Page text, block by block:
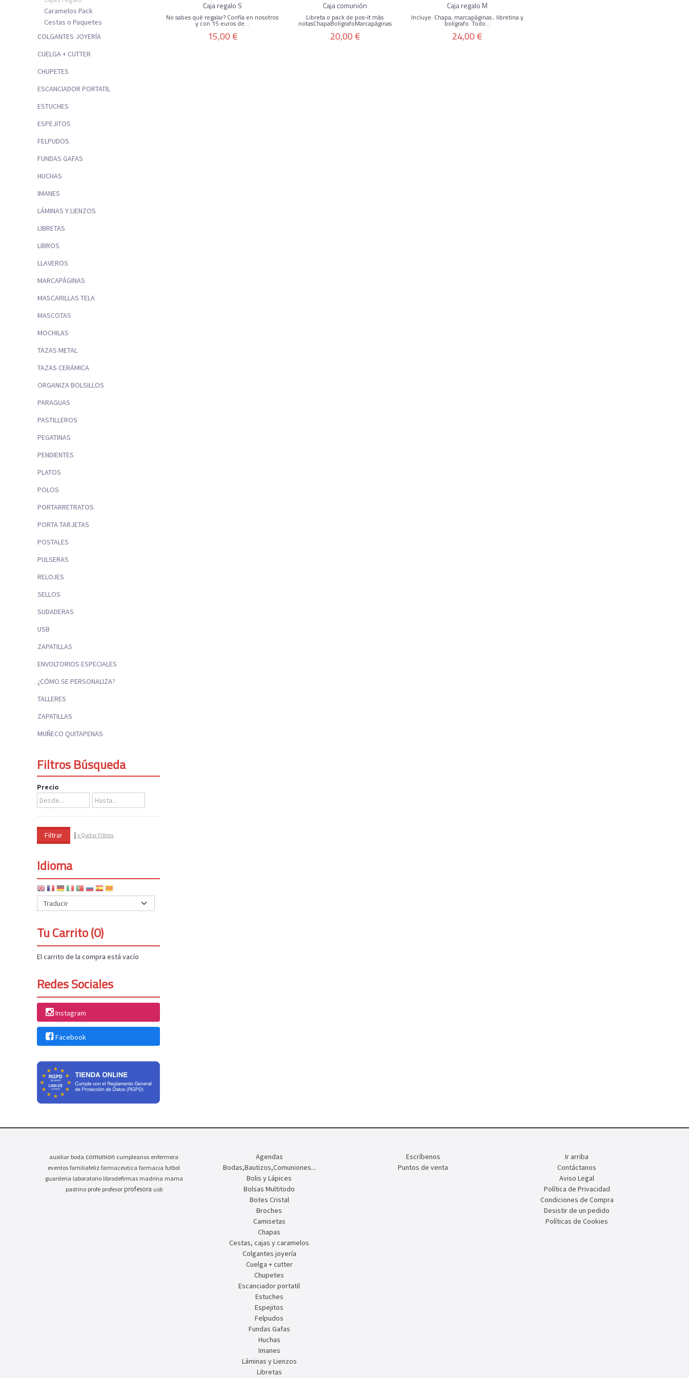
Caramelos Pack
Cestas o Paquetes
COLGANTES JOYERÍA
CUELGA + CUTTER
CHUPETES
ESCANCIADOR PORTATIL
ESTUCHES
ESPEJITOS
FELPUDOS
FUNDAS GAFAS
HUCHAS
IMANES
LÁMINAS Y LIENZOS
LIBRETAS
LIBROS
LLAVEROS
MARCAPÁGINAS
MASCARILLAS TELA
MASCOTAS
MOCHILAS
TAZAS METAL
TAZAS CERÁMICA
ORGANIZA BOLSILLOS
PARAGUAS
PASTILLEROS
PEGATINAS
PENDIENTES
PLATOS
POLOS
PORTARRETRATOS
PORTA TARJETAS
POSTALES
PULSERAS
RELOJES
SELLOS
SUDADERAS
USB
ZAPATILLAS
ENVOLTORIOS ESPECIALES
¿CÓMO SE PERSONALIZA?
TALLERES
ZAPATILLAS
MUÑECO QUITAPENAS
Filtros Búsqueda
Precio
| x Quitar Filtros
Idioma
Tu Carrito (0)
El carrito de la compra está vacío
Redes Sociales
Instagram
Facebook
Caja regalo S
No sabes qué regalar? Confía en nosotros
y con 15 euros de...
15,00 €
Caja comunión
Libreta o pack de pos-it más
notasChapaBolígrafoMarcapáginas
20,00 €
Caja regalo M
Incluye: Chapa, marcapáginas , libretina y
bolígrafo. Todo...
24,00 €
auxiliar boda comunion cumpleanos enfermera
eventos familiafeliz farmaceutica farmacia futbol
guarderia laboratorio librodefirmas madrina mama
padrino profe profesor profesora usb
Agendas
Bodas,Bautizos,Comuniones...
Bolis y Lápices
Bolsas Multitodo
Botes Cristal
Broches
Camisetas
Chapas
Cestas, cajas y caramelos
Colgantes joyería
Cuelga + cutter
Chupetes
Escanciador portatil
Estuches
Espejitos
Felpudos
Fundas Gafas
Huchas
Imanes
Láminas y Lienzos
Libretas
Escríbenos
Puntos de venta
Ir arriba
Contáctanos
Aviso Legal
Política de Privacidad
Condiciones de Compra
Desistir de un pedido
Políticas de Cookies